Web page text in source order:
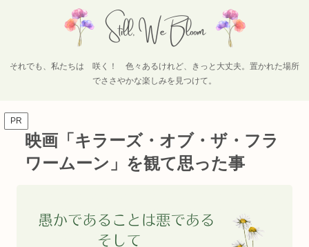
それでも、私たちは 咲く！ 色々あるけれど、きっと大丈夫。置かれた場所
でささやかな楽しみを見つけて。
PR
映画「キラーズ・オブ・ザ・フラ
ワームーン」を観て思った事